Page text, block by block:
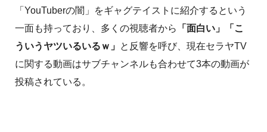
「YouTuberの闇」をギャグテイストに紹介するという
一面も持っており、多くの視聴者から
「面白い」「こ
ういうヤツいるいるｗ」 と反響を呼び、現在セラヤTV
に関する動画はサブチャンネルも合わせて3本の動画が
投稿されている。